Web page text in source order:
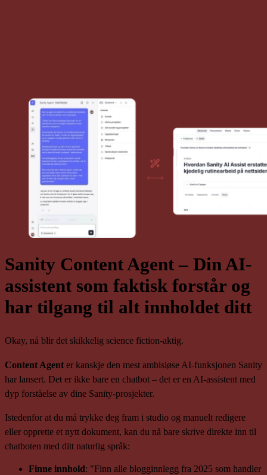
Sanity Content Agent – Din AI-
assistent som faktisk forstår og
har tilgang til alt innholdet ditt
Okay, nå blir det skikkelig science fiction-aktig.
Content Agent er kanskje den mest ambisiøse AI-funksjonen Sanity
har lansert. Det er ikke bare en chatbot – det er en AI-assistent med
dyp forståelse av dine Sanity-prosjekter.
Istedenfor at du må trykke deg fram i studio og manuelt redigere
eller opprette et nytt dokument, kan du nå bare skrive direkte inn til
chatboten med ditt naturlig språk:
Finne innhold: "Finn alle blogginnlegg fra 2025 som handler